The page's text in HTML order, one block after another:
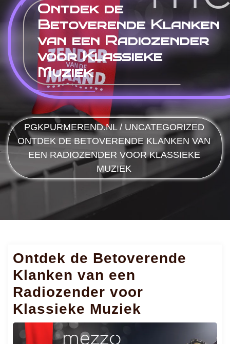
Ontdek de
Betoverende Klanken
van een Radiozender
voor Klassieke
Muziek
PGKPURMEREND.NL / UNCATEGORIZED
ONTDEK DE BETOVERENDE KLANKEN VAN
EEN RADIOZENDER VOOR KLASSIEKE
MUZIEK
Ontdek de Betoverende
Klanken van een
Radiozender voor
Klassieke Muziek